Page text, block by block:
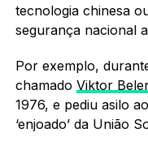
tecnologia chinesa
segurança nacional
Por exemplo,
chamado Viktor
1976, e pediu asilo
‘enjoado’ da União